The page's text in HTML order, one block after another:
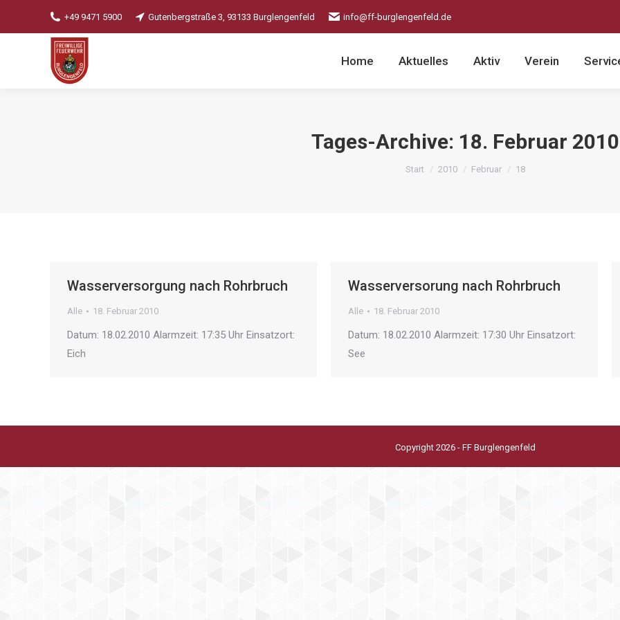
+49 9471 5900 Gutenbergstraße 3, 93133 Burglengenfeld info@ff-burglengenfeld.de
Home Aktuelles Aktiv Verein
Tages-Archive: 18. Februar 2010
Sie befinden sich hier:
Start 2010 Februar 18
Wasserversorgung nach Rohrbruch
Alle 18. Februar 2010
Datum: 18.02.2010 Alarmzeit: 17:35 Uhr Einsatzort:
Eich
Wasserversorung nach Rohrbruch
Alle 18. Februar 2010
Datum: 18.02.2010 Alarmzeit: 17:30 Uhr Einsatzort:
See
Copyright 2026 - FF Burglengenfeld